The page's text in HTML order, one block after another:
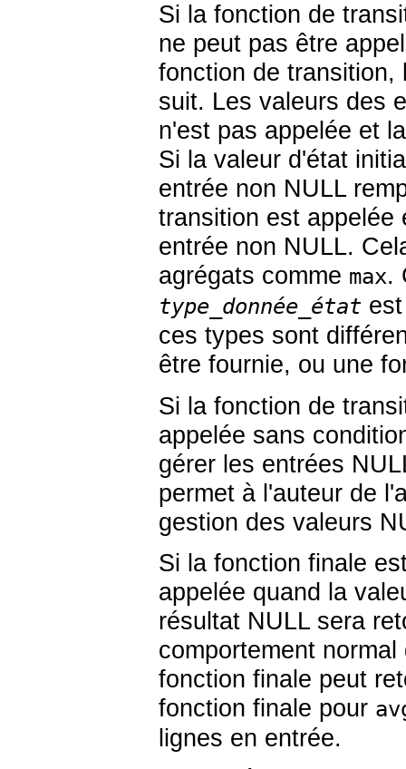
Si la fonction de
ne peut pas être
fonction de transition,
suit. Les valeurs des
n'est pas appelée et
Si la valeur d'état
entrée non NULL
transition est appelée
entrée non NULL.
agrégats comme max.
type_donnée_état
ces types sont
être fournie, ou une
Si la fonction de
appelée sans
gérer les entrées
permet à l'auteur de
gestion des valeurs
Si la fonction finale
appelée quand la
résultat NULL sera
comportement
fonction finale peut
fonction finale pour
lignes en entrée.